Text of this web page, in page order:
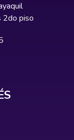
2do piso